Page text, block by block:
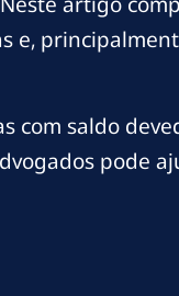
e,
com saldo
pode